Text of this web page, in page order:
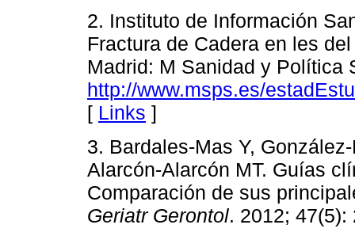
2. Instituto de Información
Fractura de Cadera en les
Madrid: M Sanidad y Política
http://www.msps.es/
[ Links ]
3. Bardales-Mas Y,
Alarcón-Alarcón MT. Guías
Comparación de sus
Geriatr Gerontol. 2012;